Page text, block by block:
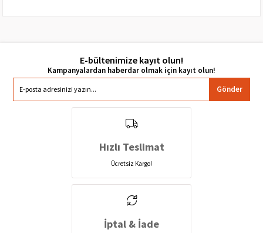
E-bültenimize kayıt olun!
Gönder
Hızlı Teslimat
Ücretsiz Kargo!
İptal & İade